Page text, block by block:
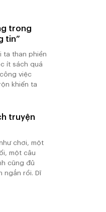
trong
tin”
ta than phiền
ít sách quá
việc
khiến ta
truyện
chơi, một
một câu
cũng đủ
ngắn rồi. Dĩ